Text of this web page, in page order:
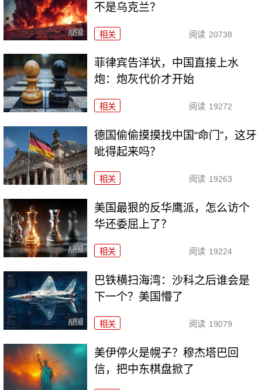
不是乌克兰？
相关 阅读 20738
菲律宾告洋状，中国直接上水
炮：炮灰代价才开始
相关 阅读 19272
德国偷偷摸摸找中国“命门”，这牙
呲得起来吗？
相关 阅读 19263
美国最狠的反华鹰派，怎么访个
华还委屈上了？
相关 阅读 19224
巴铁横扫海湾：沙科之后谁会是
下一个？美国懵了
相关 阅读 19079
美伊停火是幌子？穆杰塔巴回
信，把中东棋盘掀了